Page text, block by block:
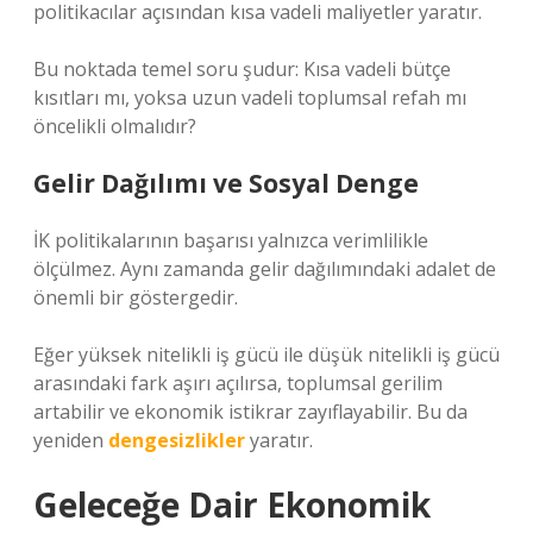
politikacılar açısından kısa vadeli maliyetler yaratır.
Bu noktada temel soru şudur: Kısa vadeli bütçe
kısıtları mı, yoksa uzun vadeli toplumsal refah mı
öncelikli olmalıdır?
Gelir Dağılımı ve Sosyal Denge
İK politikalarının başarısı yalnızca verimlilikle
ölçülmez. Aynı zamanda gelir dağılımındaki adalet de
önemli bir göstergedir.
Eğer yüksek nitelikli iş gücü ile düşük nitelikli iş gücü
arasındaki fark aşırı açılırsa, toplumsal gerilim
artabilir ve ekonomik istikrar zayıflayabilir. Bu da
yeniden dengesizlikleryaratır.
Geleceğe Dair Ekonomik